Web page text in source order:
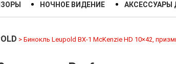
НОЧНОЕ ВИДЕНИЕ АКСЕССУАРЫ
> Бинокль Leupold BX-1 McKenzie HD 10×42,
Бинокль Leupold BX-1 McKenzie HD
10×42, призмы – Roof